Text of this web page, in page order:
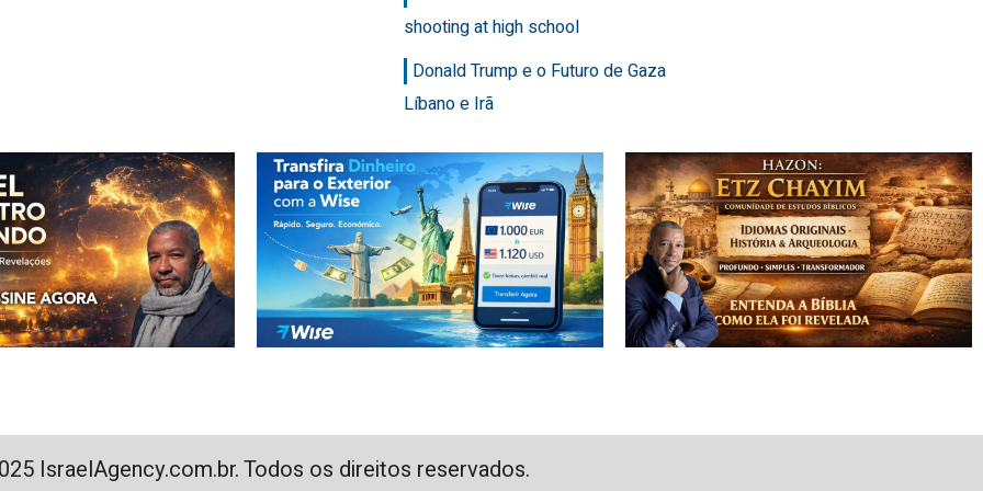
shooting at high school
Donald Trump e o Futuro de Gaza
Líbano e Irã
IsraelAgency.com.br. Todos os direitos reservados.